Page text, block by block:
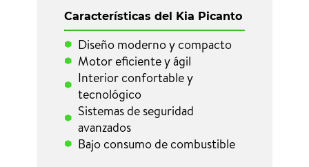
Características del Kia Picanto
Diseño moderno y compacto
Motor eficiente y ágil
Interior confortable y
tecnológico
Sistemas de seguridad
avanzados
Bajo consumo de combustible